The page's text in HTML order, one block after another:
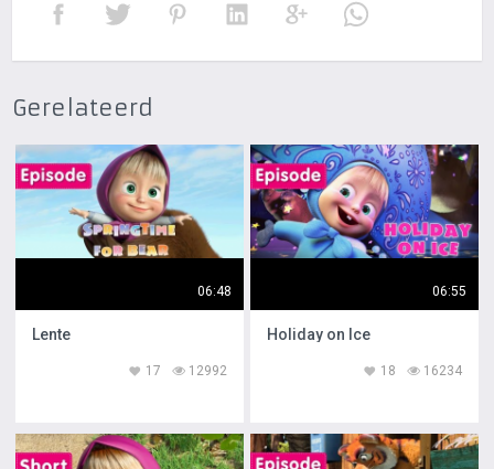
Gerelateerd
06:48
Lente
12992
17
06:55
Holiday on Ice
16234
18